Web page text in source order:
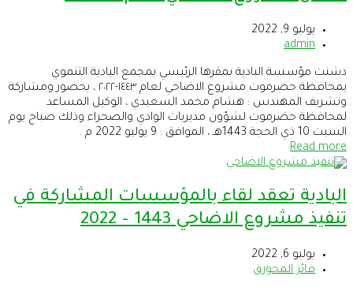
يوليو 9, 2022
admin
دشنت مؤسسة البادية بمقرها الرئيسي بمجمع البادية التنموي
بمحافظة حضرموت مشروع الاضاحي لعام ١٤٤٣-٢٠٢٢ ، بحضور ومشاركة
وتشريف المهندس : هشام محمد السعيدي ، الوكيل المساعد
لمحافظة حضرموت لشؤون مديريات الوادي والصحراء وذلك صباح يوم
السبت 10 ذي الحجة 1443هـ ، الموافق : 9 يوليو 2022 م .
Read more
البادية تعقد لقاء بالمؤسسات المشاركة في
تنفيذ مشروع الاضاحي 1443 – 2022
يوليو 6, 2022
فائز المحورق